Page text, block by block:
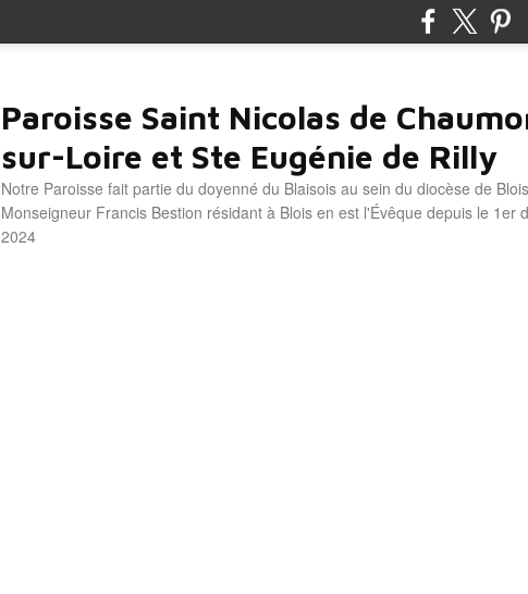
Paroisse Saint Nicolas de
sur-Loire et Ste Eugénie de Rilly
Notre Paroisse fait partie du doyenné du Blaisois au sein du diocèse de
Monseigneur Francis Bestion résidant à Blois en est l'Évêque depuis le 1er
2024